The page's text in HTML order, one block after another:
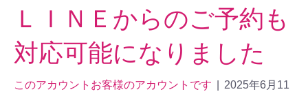
ＬＩＮＥからのご予約も
対応可能になりました
このアカウントお客様のアカウントです
2025年6月11